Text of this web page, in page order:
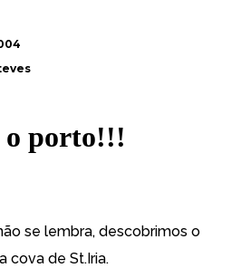
o porto!!!
se lembra, descobrimos o
cova de St.Iria.